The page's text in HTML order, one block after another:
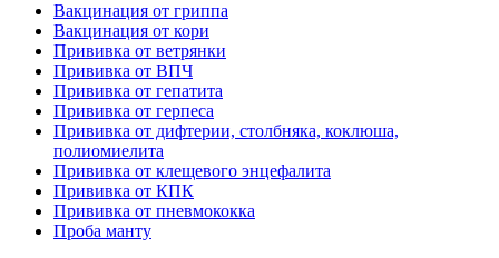
Вакцинация от гриппа
Вакцинация от кори
Прививка от ветрянки
Прививка от ВПЧ
Прививка от гепатита
Прививка от герпеса
Прививка от дифтерии, столбняка, коклюша,
полиомиелита
Прививка от клещевого энцефалита
Прививка от КПК
Прививка от пневмококка
Проба манту